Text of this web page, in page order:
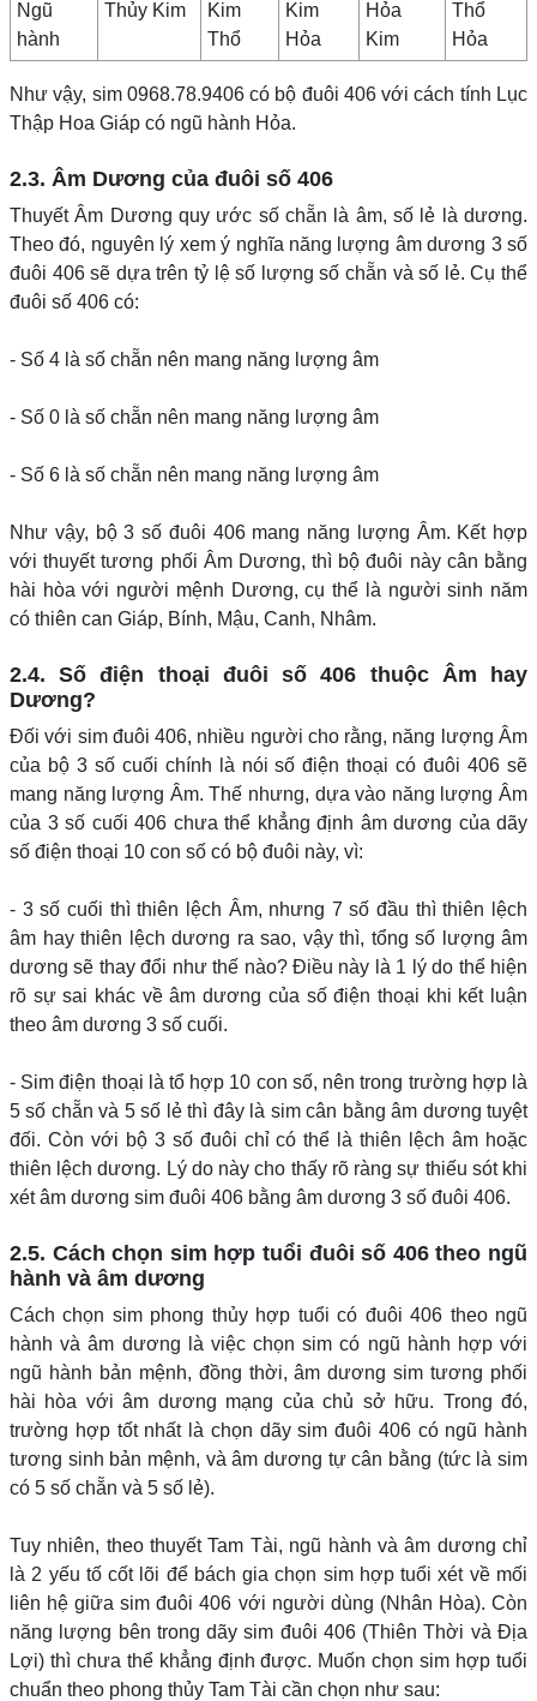
Ngũ
hành
Thủy Kim
Kim
Thổ
Kim
Hỏa
Hỏa
Kim
Thổ
Hỏa
Như vậy, sim 0968.78.9406 có bộ đuôi 406 với cách tính Lục
Thập Hoa Giáp có ngũ hành Hỏa.
2.3. Âm Dương của đuôi số 406
Thuyết Âm Dương quy ước số chẵn là âm, số lẻ là dương.
Theo đó, nguyên lý xem ý nghĩa năng lượng âm dương 3 số
đuôi 406 sẽ dựa trên tỷ lệ số lượng số chẵn và số lẻ. Cụ thể
đuôi số 406 có:
- Số 4 là số chẵn nên mang năng lượng âm
- Số 0 là số chẵn nên mang năng lượng âm
- Số 6 là số chẵn nên mang năng lượng âm
Như vậy, bộ 3 số đuôi 406 mang năng lượng Âm. Kết hợp
với thuyết tương phối Âm Dương, thì bộ đuôi này cân bằng
hài hòa với người mệnh Dương, cụ thể là người sinh năm
có thiên can Giáp, Bính, Mậu, Canh, Nhâm.
2.4. Số điện thoại đuôi số 406 thuộc Âm hay
Dương?
Đối với sim đuôi 406, nhiều người cho rằng, năng lượng Âm
của bộ 3 số cuối chính là nói số điện thoại có đuôi 406 sẽ
mang năng lượng Âm. Thế nhưng, dựa vào năng lượng Âm
của 3 số cuối 406 chưa thể khẳng định âm dương của dãy
số điện thoại 10 con số có bộ đuôi này, vì:
- 3 số cuối thì thiên lệch Âm, nhưng 7 số đầu thì thiên lệch
âm hay thiên lệch dương ra sao, vậy thì, tổng số lượng âm
dương sẽ thay đổi như thế nào? Điều này là 1 lý do thể hiện
rõ sự sai khác về âm dương của số điện thoại khi kết luận
theo âm dương 3 số cuối.
- Sim điện thoại là tổ hợp 10 con số, nên trong trường hợp là
5 số chẵn và 5 số lẻ thì đây là sim cân bằng âm dương tuyệt
đối. Còn với bộ 3 số đuôi chỉ có thể là thiên lệch âm hoặc
thiên lệch dương. Lý do này cho thấy rõ ràng sự thiếu sót khi
xét âm dương sim đuôi 406 bằng âm dương 3 số đuôi 406.
2.5. Cách chọn sim hợp tuổi đuôi số 406 theo ngũ
hành và âm dương
Cách chọn sim phong thủy hợp tuổi có đuôi 406 theo ngũ
hành và âm dương là việc chọn sim có ngũ hành hợp với
ngũ hành bản mệnh, đồng thời, âm dương sim tương phối
hài hòa với âm dương mạng của chủ sở hữu. Trong đó,
trường hợp tốt nhất là chọn dãy sim đuôi 406 có ngũ hành
tương sinh bản mệnh, và âm dương tự cân bằng (tức là sim
có 5 số chẵn và 5 số lẻ).
Tuy nhiên, theo thuyết Tam Tài, ngũ hành và âm dương chỉ
là 2 yếu tố cốt lõi để bách gia chọn sim hợp tuổi xét về mối
liên hệ giữa sim đuôi 406 với người dùng (Nhân Hòa). Còn
năng lượng bên trong dãy sim đuôi 406 (Thiên Thời và Địa
Lợi) thì chưa thể khẳng định được. Muốn chọn sim hợp tuổi
chuẩn theo phong thủy Tam Tài cần chọn như sau: